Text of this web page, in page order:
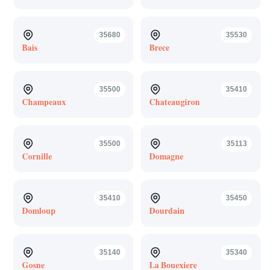
35680
Bais
35530
Brece
35500
Champeaux
35410
Chateaugiron
35500
Cornille
35113
Domagne
35410
Domloup
35450
Dourdain
35140
Gosne
35340
La Bouexiere